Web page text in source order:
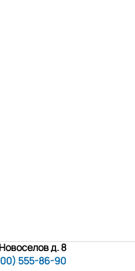
д. 8
555-86-90